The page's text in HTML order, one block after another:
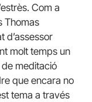
Com a
Thomas
d’assessor
molt temps un
meditació
que encara no
tema a través